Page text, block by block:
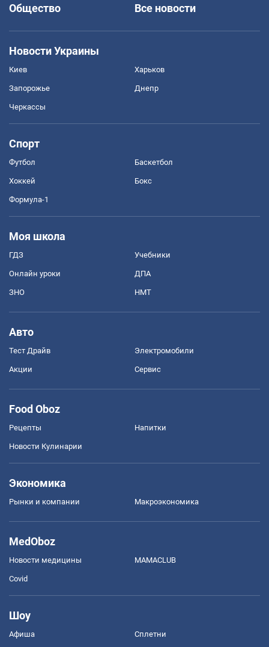
Общество
Все новости
Новости Украины
Киев Харьков
Запорожье Днепр
Черкассы
Спорт
Футбол Баскетбол
Хоккей Бокс
Формула-1
Моя школа
ГДЗ Учебники
Онлайн уроки ДПА
ЗНО НМТ
Авто
Тест Драйв Электромобили
Акции Сервис
Food Oboz
Рецепты Напитки
Новости Кулинарии
Экономика
Рынки и компании Mакроэкономика
MedOboz
Новости медицины MAMACLUB
Covid
Шоу
Афиша Сплетни